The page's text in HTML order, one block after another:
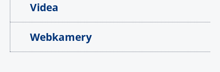
Videa
Webkamery